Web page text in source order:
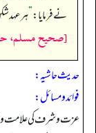
نے فرمایا:”ہر عہد
[صحيح مسلم،
حدیث حاشیہ:
فوائد ومسائل:
عزت و شرف کی علامت و